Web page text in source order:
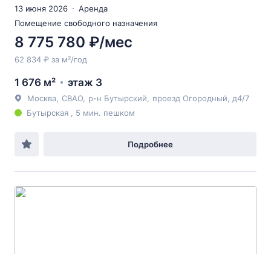
13 июня 2026
Аренда
Помещение свободного назначения
8 775 780 ₽/мес
62 834 ₽ за м²/год
1 676 м² этаж 3
Москва СВАО р-н Бутырский проезд Огородный , д4/7
Бутырская , 5 мин. пешком
Подробнее